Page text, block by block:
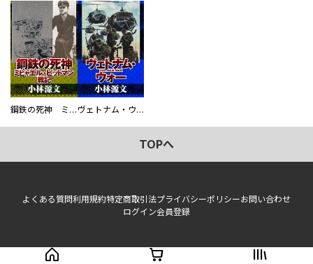
鋼鉄の死神 ミヒャエル・ビットマン戦記 ヴェトナム・ウォー VIETNAM WAR
TOPへ
よくある質問利用規約特定商取引法プライバシーポリシーお問い合わせ
ログイン会員登録